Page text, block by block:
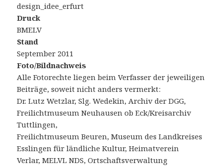
design_idee_erfurt
Druck
BMELV
Stand
September 2011
Foto/Bildnachweis
Alle Fotorechte liegen beim Verfasser der jeweiligen
Beiträge, soweit nicht anders vermerkt:
Dr. Lutz Wetzlar, Slg. Wedekin, Archiv der DGG,
Freilichtmuseum Neuhausen ob Eck/Kreisarchiv
Tuttlingen,
Freilichtmuseum Beuren, Museum des Landkreises
Esslingen für ländliche Kultur, Heimatverein
Verlar, MELVL NDS, Ortschaftsverwaltung